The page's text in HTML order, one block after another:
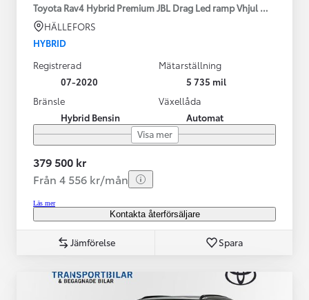
Toyota Rav4 Hybrid Premium JBL Drag Led ramp Vhjul motorv
HÄLLEFORS
HYBRID
Registrerad
07-2020
Mätarställning
5 735 mil
Bränsle
Hybrid Bensin
Växellåda
Automat
Visa mer
379 500 kr
Från 4 556 kr/mån
Läs mer
Kontakta återförsäljare
Jämförelse Spara